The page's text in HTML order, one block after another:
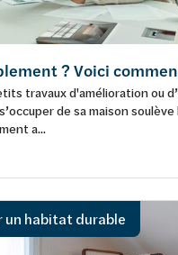
? Voici
travaux d'amélioration ou
de sa maison soulève
a...
un habitat durable